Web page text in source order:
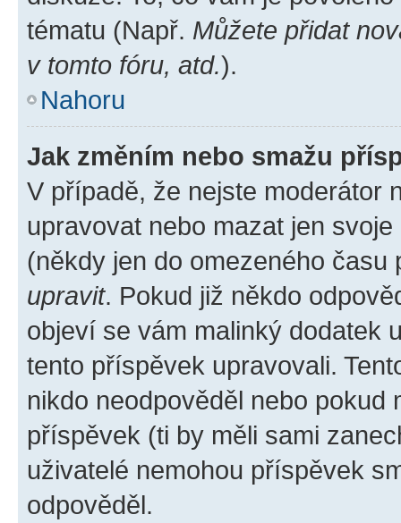
tématu (Např. Můžete přidat
v tomto fóru, atd.).
Nahoru
Jak změním nebo smažu
V případě, že nejste moderátor
upravovat nebo mazat jen
(někdy jen do omezeného
upravit. Pokud již někdo
objeví se vám malinký dodatek
tento příspěvek upravovali.
nikdo neodpověděl nebo pokud
příspěvek (ti by měli sami
uživatelé nemohou příspěvek
odpověděl.